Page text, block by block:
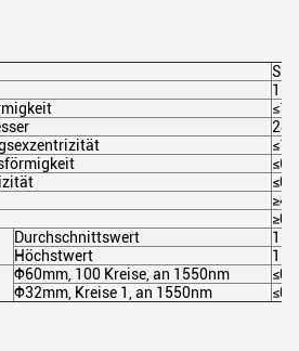
≥4
Durchschnittswert
Höchstwert
Ф60mm, 100 Kreise, an 1550nm
Ф32mm, Kreise 1, an 1550nm